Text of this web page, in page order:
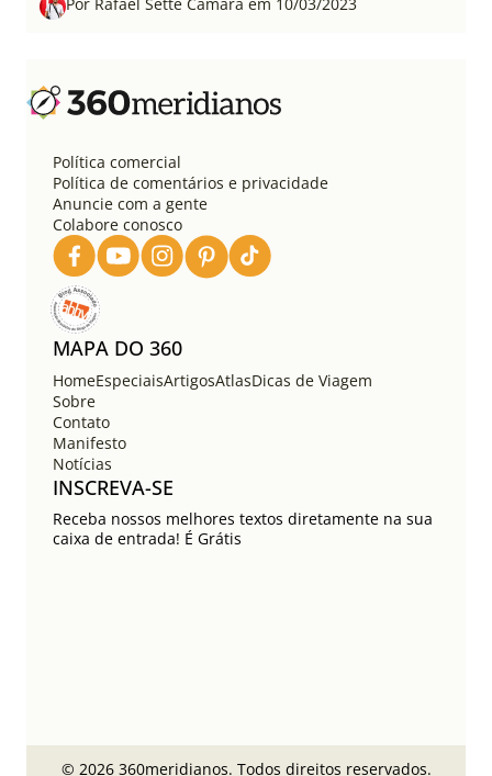
Política comercial
Política de comentários e privacidade
Anuncie com a gente
Colabore conosco
MAPA DO 360
HomeEspeciaisArtigosAtlasDicas de Viagem
Sobre
Contato
Manifesto
Notícias
INSCREVA-SE
Receba nossos melhores textos diretamente na sua
caixa de entrada! É Grátis
© 2026 360meridianos. Todos direitos reservados.